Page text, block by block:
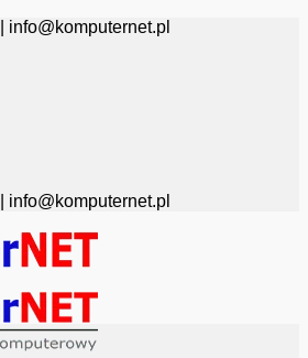
info@komputernet.pl
info@komputernet.pl